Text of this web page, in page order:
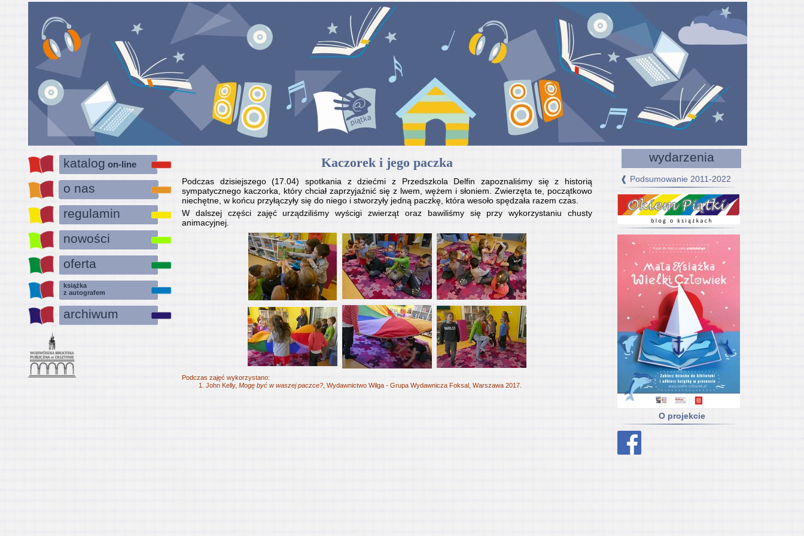
katalog on-line
o nas
regulamin
nowości
oferta
książka
z autografem
archiwum
Kaczorek i jego paczka
Podczas dzisiejszego (17.04) spotkania z dziećmi z Przedszkola Delfin zapoznaliśmy się z historią
sympatycznego kaczorka, który chciał zaprzyjaźnić się z lwem, wężem i słoniem. Zwierzęta te, początkowo
niechętne, w końcu przyłączyły się do niego i stworzyły jedną paczkę, która wesoło spędzała razem czas.
W dalszej części zajęć urządziliśmy wyścigi zwierząt oraz bawiliśmy się przy wykorzystaniu chusty
animacyjnej.
Podczas zajęć wykorzystano:
John Kelly, Mogę być w waszej paczce? , Wydawnictwo Wilga - Grupa Wydawnicza Foksal, Warszawa 2017.
wydarzenia
❰ Podsumowanie 2011-2022
O projekcie